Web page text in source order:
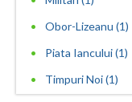
Obor-Lizeanu (1)
Piata Iancului (1)
Timpuri Noi (1)